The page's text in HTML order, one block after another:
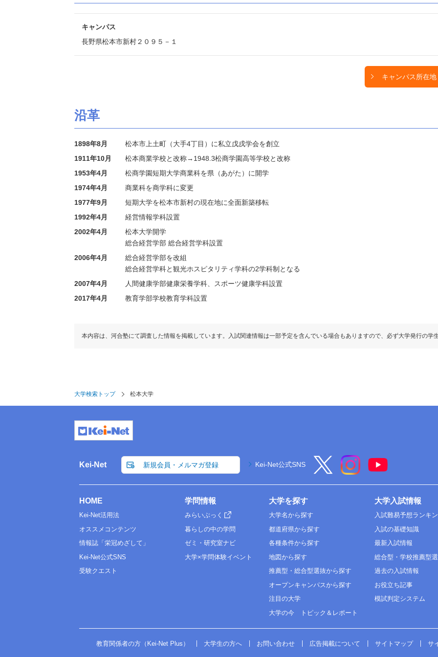
キャンパス
長野県松本市新村２０９５－１
キャンパス所在地
沿革
1898年8月
松本市上土町（大手4丁目）に私立戊戌学会を創立
1911年10月
松本商業学校と改称→1948.3松商学園高等学校と改称
1953年4月
松商学園短期大学商業科を県（あがた）に開学
1974年4月
商業科を商学科に変更
1977年9月
短期大学を松本市新村の現在地に全面新築移転
1992年4月
経営情報学科設置
2002年4月
松本大学開学
総合経営学部 総合経営学科設置
2006年4月
総合経営学部を改組
総合経営学科と観光ホスピタリティ学科の2学科制となる
2007年4月
人間健康学部健康栄養学科、スポーツ健康学科設置
2017年4月
教育学部学校教育学科設置
本内容は、河合塾にて調査した情報を掲載しています。入試関連情報は一部予定を含んでいる場合もありますので、必ず大学発行の学
大学検索トップ 松本大学
Kei-Net 新規会員・メルマガ登録 Kei-Net公式SNS
HOME
Kei-Net活用法
オススメコンテンツ
情報誌「栄冠めざして」
Kei-Net公式SNS
受験クエスト
学問情報
みらいぶっく
暮らしの中の学問
ゼミ・研究室ナビ
大学×学問体験イベント
大学を探す
大学名から探す
都道府県から探す
各種条件から探す
地図から探す
推薦型・総合型選抜から探す
オープンキャンパスから探す
注目の大学
大学の今 トピック＆レポート
大学入試情報
入試難易予想ランキ
入試の基礎知識
最新入試情報
総合型・学校推薦型
過去の入試情報
お役立ち記事
模試判定システム
教育関係者の方（Kei-Net Plus） 大学生の方へ お問い合わせ 広告掲載について サイトマップ サ